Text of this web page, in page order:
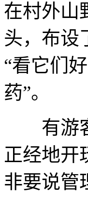
在村外山
头，布设
“看它们
药”。
有游客
正经地开
非要说管